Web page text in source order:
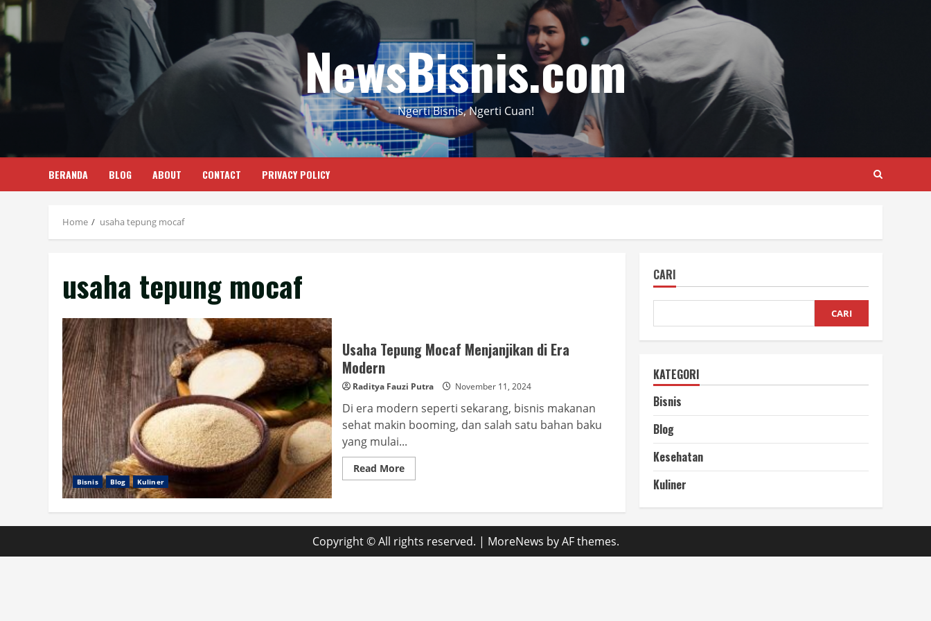
Skip
content
NewsBisnis.com
Ngerti Bisnis, Ngerti Cuan!
BERANDA BLOG ABOUT CONTACT PRIVACY POLICY
Home usaha tepung mocaf
usaha tepung mocaf
Bisnis Blog Kuliner
Usaha Tepung Mocaf Menjanjikan di Era
Modern
Raditya Fauzi Putra November 11, 2024
Di era modern seperti sekarang, bisnis makanan
sehat makin booming, dan salah satu bahan baku
yang mulai...
Read MoreRead
more
Mocaf
Menjanjikan
di
Era
Modern
CARI
CARI
KATEGORI
Bisnis
Blog
Kesehatan
Kuliner
Copyright © All rights reserved. | MoreNews by AF themes.